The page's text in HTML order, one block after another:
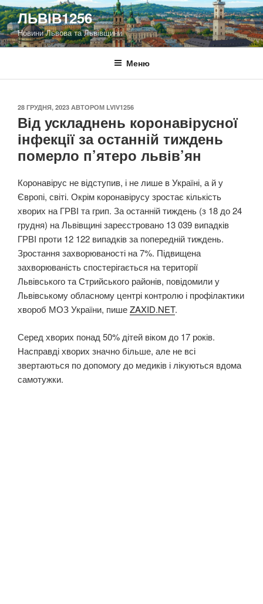
Перейти
до
вмісту
ЛЬВІВ1256
Новини Львова та Львівщини
Меню
ОПУБЛІКОВАНО
28 ГРУДНЯ, 2023 АВТОРОМ LVIV1256
Від ускладнень коронавірусної
інфекції за останній тиждень
померло п’ятеро львів’ян
Коронавірус не відступив, і не лише в Україні, а й у
Європі, світі. Окрім коронавірусу зростає кількість
хворих на ГРВІ та грип. За останній тиждень (з 18 до 24
грудня) на Львівщині зареєстровано 13 039 випадків
ГРВІ проти 12 122 випадків за попередній тиждень.
Зростання захворюваності на 7%. Підвищена
захворюваність спостерігається на території
Львівського та Стрийського районів, повідомили у
Львівському обласному центрі контролю і профілактики
хвороб МОЗ України, пишеZAXID.NET.
Серед хворих понад 50% дітей віком до 17 років.
Насправді хворих значно більше, але не всі
звертаються по допомогу до медиків і лікуються вдома
самотужки.